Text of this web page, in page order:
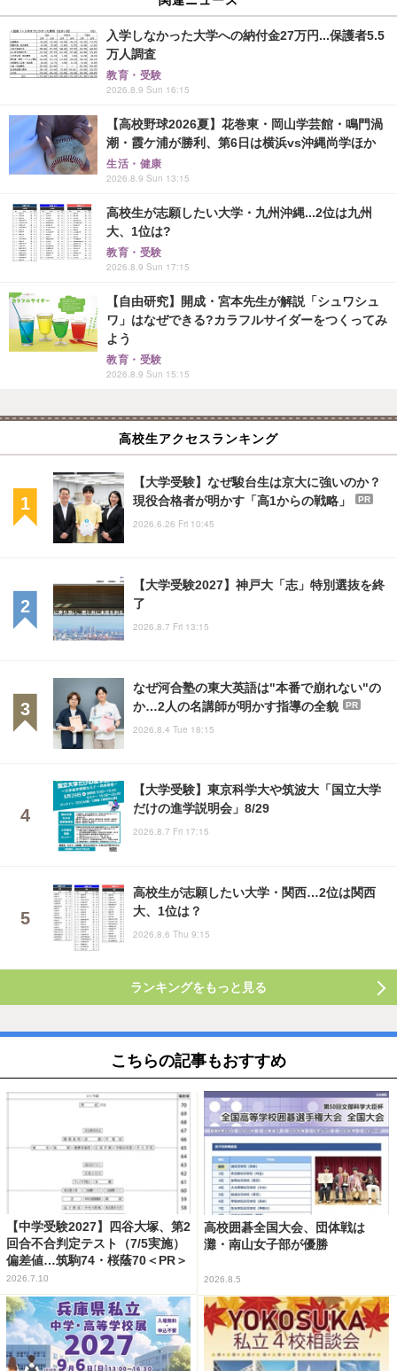
入学しなかった大学への納付金27万円...保護者5.5
万人調査
教育・受験
2026.8.9 Sun 16:15
【高校野球2026夏】花巻東・岡山学芸館・鳴門渦
潮・霞ケ浦が勝利、第6日は横浜vs沖縄尚学ほか
生活・健康
2026.8.9 Sun 13:15
高校生が志願したい大学・九州沖縄...2位は九州
大、1位は?
教育・受験
2026.8.9 Sun 17:15
【自由研究】開成・宮本先生が解説「シュワシュ
ワ」はなぜできる?カラフルサイダーをつくってみ
よう
教育・受験
2026.8.9 Sun 15:15
高校生アクセスランキング
【大学受験】なぜ駿台生は京大に強いのか？
現役合格者が明かす「高1からの戦略」
PR
2026.6.26 Fri 10:45
【大学受験2027】神戸大「志」特別選抜を終
了
2026.8.7 Fri 13:15
なぜ河合塾の東大英語は"本番で崩れない"の
か…2人の名講師が明かす指導の全貌
PR
2026.8.4 Tue 18:15
【大学受験】東京科学大や筑波大「国立大学
だけの進学説明会」8/29
2026.8.7 Fri 17:15
高校生が志願したい大学・関西…2位は関西
大、1位は？
2026.8.6 Thu 9:15
ランキングをもっと見る
こちらの記事もおすすめ
【中学受験2027】四谷大塚、第2
回合不合判定テスト（7/5実施）
偏差値…筑駒74・桜蔭70＜PR＞
2026.7.10
高校囲碁全国大会、団体戦は
灘・南山女子部が優勝
2026.8.5